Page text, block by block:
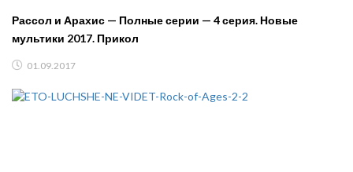
Рассол и Арахис — Полные серии — 4 серия. Новые
мультики 2017. Прикол
01.09.2017